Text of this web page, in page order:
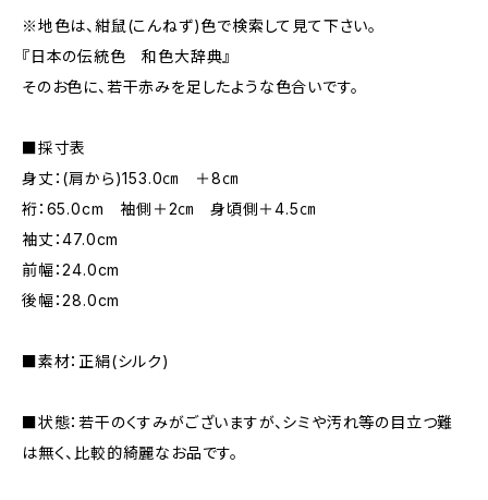
※地色は、紺鼠(こんねず)色で検索して見て下さい。
『日本の伝統色 和色大辞典』
そのお色に、若干赤みを足したような色合いです。
■採寸表
身丈：(肩から)153.0㎝ ＋8㎝
裄：65.0cm 袖側＋2㎝ 身頃側＋4.5㎝
袖丈：47.0cm
前幅：24.0cm
後幅：28.0cm
■素材：正絹(シルク)
■状態：若干のくすみがございますが、シミや汚れ等の目立つ難
は無く、比較的綺麗なお品です。